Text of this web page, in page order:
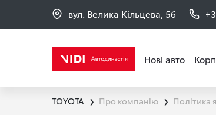
вул. Велика Кільцева, 56
Нові авто
TOYOTA ❯ Про компанію ❯ Політика